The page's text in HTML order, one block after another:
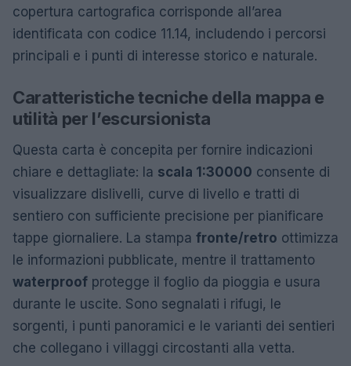
copertura cartografica corrisponde all’area
identificata con codice 11.14, includendo i percorsi
principali e i punti di interesse storico e naturale.
Caratteristiche tecniche della mappa e
utilità per l’escursionista
Questa carta è concepita per fornire indicazioni
chiare e dettagliate: la scala 1:30000 consente di
visualizzare dislivelli, curve di livello e tratti di
sentiero con sufficiente precisione per pianificare
tappe giornaliere. La stampa fronte/retro ottimizza
le informazioni pubblicate, mentre il trattamento
waterproof protegge il foglio da pioggia e usura
durante le uscite. Sono segnalati i rifugi, le
sorgenti, i punti panoramici e le varianti dei sentieri
che collegano i villaggi circostanti alla vetta.